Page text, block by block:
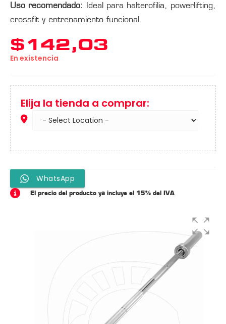
Uso recomendado:
Ideal para halterofilia, powerlifting,
crossfit y entrenamiento funcional.
$142,03
En existencia
Elija la tienda a comprar:
WhatsApp
El precio del producto ya incluye el 15% del IVA